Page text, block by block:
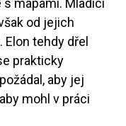
mapami. Mladíci
od jejich
Elon tehdy dřel
prakticky
aby jej
mohl v práci